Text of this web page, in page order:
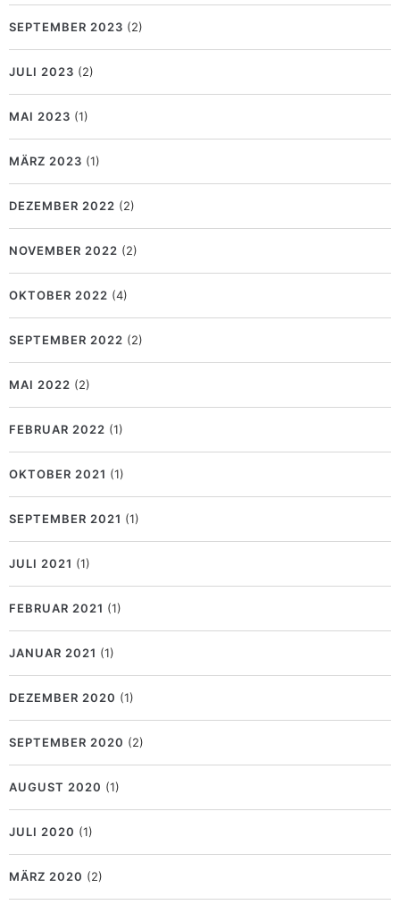
SEPTEMBER 2023 (2)
JULI 2023 (2)
MAI 2023 (1)
MÄRZ 2023 (1)
DEZEMBER 2022 (2)
NOVEMBER 2022 (2)
OKTOBER 2022 (4)
SEPTEMBER 2022 (2)
MAI 2022 (2)
FEBRUAR 2022 (1)
OKTOBER 2021 (1)
SEPTEMBER 2021 (1)
JULI 2021 (1)
FEBRUAR 2021 (1)
JANUAR 2021 (1)
DEZEMBER 2020 (1)
SEPTEMBER 2020 (2)
AUGUST 2020 (1)
JULI 2020 (1)
MÄRZ 2020 (2)